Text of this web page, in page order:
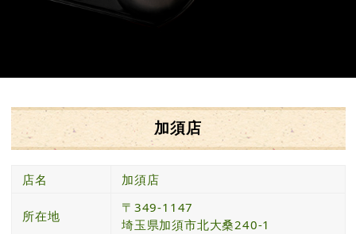
加須店
店名 加須店
所在地
〒349-1147
埼玉県加須市北大桑240-1